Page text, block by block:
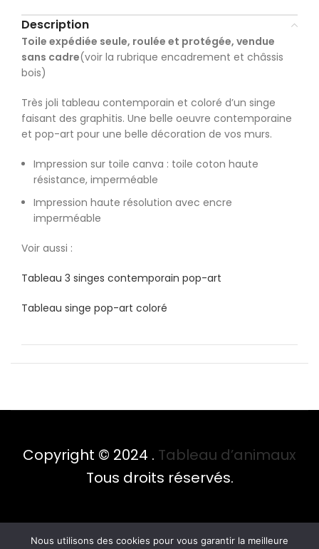
Description
Toile expédiée seule, roulée et protégée, vendue
sans cadre(voir la rubrique encadrement et châssis
bois)
Très joli tableau contemporain et coloré d’un singe
faisant des graphitis. Une belle oeuvre contemporaine
et pop-art pour une belle décoration de vos murs.
Impression sur toile canva : toile coton haute
résistance, imperméable
Impression haute résolution avec encre
imperméable
Voir aussi :
Tableau 3 singes contemporain pop-art
Tableau singe pop-art coloré
Copyright © 2024 . Tableau d’animaux
Tous droits réservés.
Nous utilisons des cookies pour vous garantir la meilleure